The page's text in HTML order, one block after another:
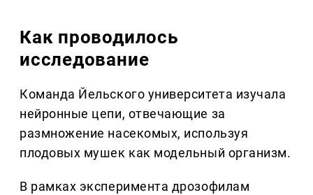
Как проводилось
исследование
Команда Йельского университета изучала
нейронные цепи, отвечающие за
размножение насекомых, используя
плодовых мушек как модельный организм.
В рамках эксперимента дрозофилам